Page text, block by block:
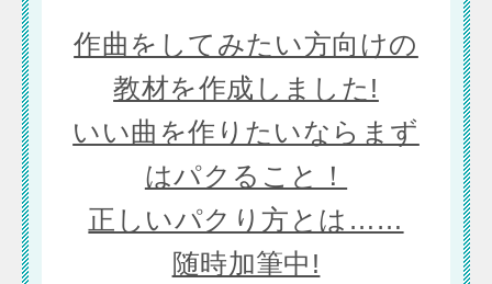
作曲をしてみたい方向けの
教材を作成しました!
いい曲を作りたいならまず
はパクること！
正しいパクり方とは……
随時加筆中!